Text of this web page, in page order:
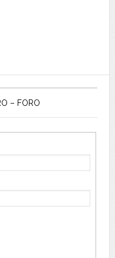
– FORO